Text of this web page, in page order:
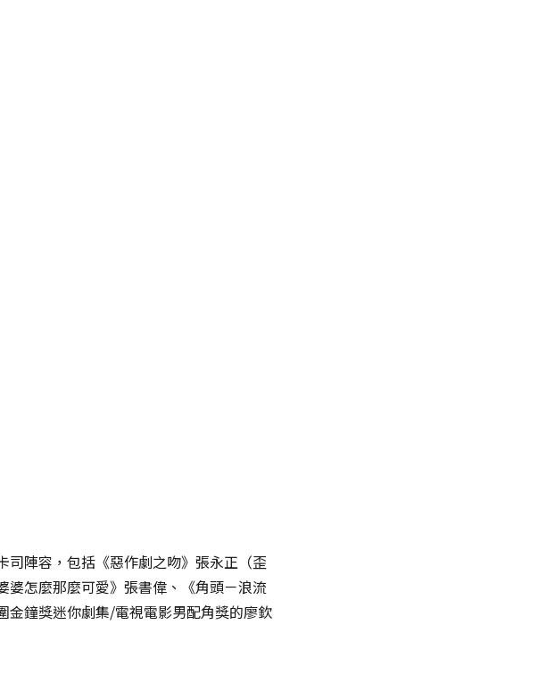
司陣容，包括《惡作劇之吻》張永正（歪
怎麼那麼可愛》張書偉、《角頭－浪流
金鐘獎迷你劇集/電視電影男配角獎的廖欽